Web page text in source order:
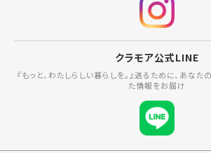
クラモア公式LINE
『もっと、わたしらしい暮らしを。』送るために、あな
た情報をお届け